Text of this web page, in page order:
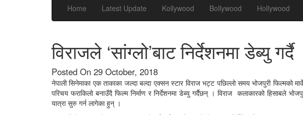
Home Latest Update Kollywood Bollywood Hollywood
विराजले ‘सांग्लो’बाट निर्देशनमा डेब्यु गर्दै
Posted On 29 October, 2018
नेपाली सिनेमाका एक ताकाका जल्दा बल्दा एक्सन स्टार विराज भट्ट पछिल्लो समय भोजपुरी
परिचय फराकिलो बनाउँदै फिल्म निर्माण र निर्देशनमा डेब्यु गर्दैछन् । विराज कलाकारको हिसाबले
यात्रा सुरु गर्न लागेका हुन् ।